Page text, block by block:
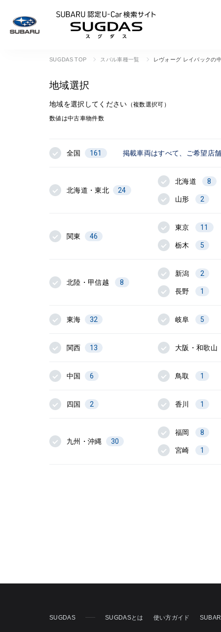
SUGDAS TOP スバル車種一覧 レヴォーグ レイバックの
地域選択
地域を選択してください （複数選択可）
数値は中古車物件数
全国 161 掲載車両はすべて、ご希望店
北海道・東北 24
北海道 8
山形 2
関東 46
東京 11
栃木 5
北陸・甲信越 8
新潟 2
長野 1
東海 32 岐阜 5
関西 13 大阪・和歌山
中国 6 鳥取 1
四国 2 香川 1
九州・沖縄 30
福岡 8
宮崎 1
SUGDAS SUGDASとは 使い方ガイド